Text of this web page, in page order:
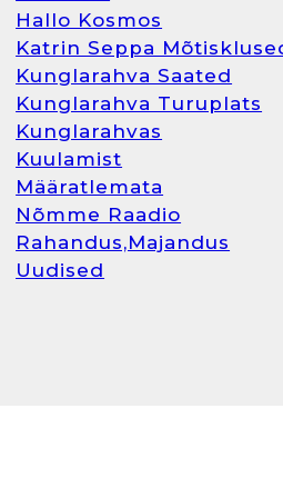
Hallo Kosmos
Katrin Seppa
Kunglarahva Saated
Kunglarahva Turuplats
Kunglarahvas
Kuulamist
Määratlemata
Nõmme Raadio
Rahandus,Majandus
Uudised